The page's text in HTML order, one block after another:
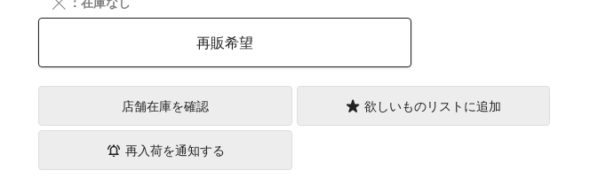
再販希望
店舗在庫を確認 欲しいものリストに追加
再入荷を通知する